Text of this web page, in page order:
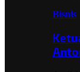
Bisnis